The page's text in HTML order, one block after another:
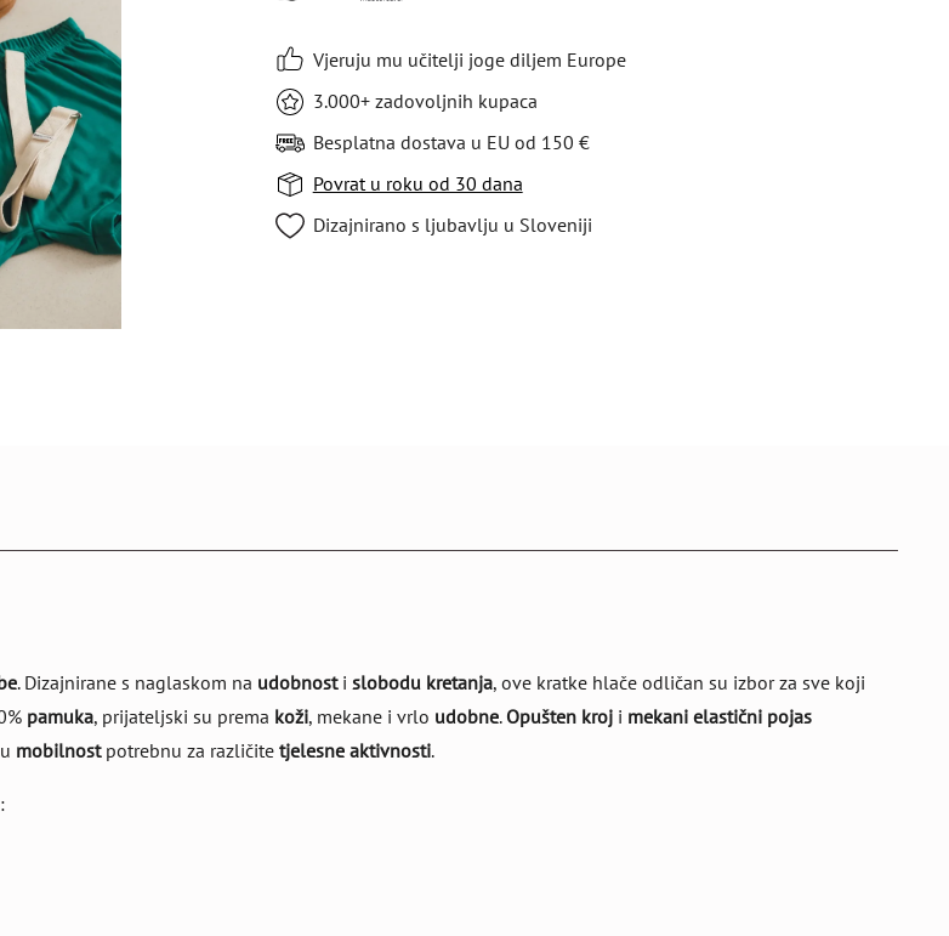
Vjeruju mu učitelji joge diljem Europe
3.000+ zadovoljnih kupaca
Besplatna dostava u EU od 150 €
Povrat u roku od 30 dana
Dizajnirano s ljubavlju u Sloveniji
. Dizajnirane s naglaskom na udobnosti slobodu kretanja, ove kratke hlače odličan su izbor za sve koji
pamuka, prijateljski su prema koži, mekane i vrlo udobne. Opušten kroj i mekani elastični pojas
mobilnostpotrebnu za različite tjelesne aktivnosti.